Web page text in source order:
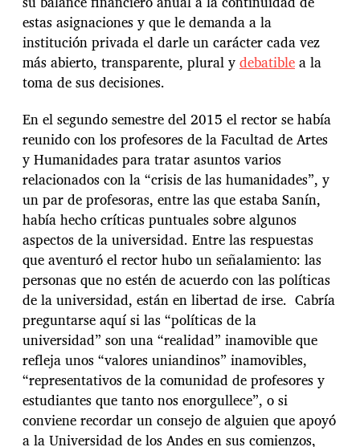
estas asignaciones y que le demanda a la
institución privada el darle un carácter cada vez
más abierto, transparente, plural ydebatiblea la
toma de sus decisiones.
En el segundo semestre del 2015 el rector se había
reunido con los profesores de la Facultad de Artes
y Humanidades para tratar asuntos varios
relacionados con la “crisis de las humanidades”, y
un par de profesoras, entre las que estaba Sanín,
había hecho críticas puntuales sobre algunos
aspectos de la universidad. Entre las respuestas
que aventuró el rector hubo un señalamiento: las
personas que no estén de acuerdo con las políticas
de la universidad, están en libertad de irse. Cabría
preguntarse aquí si las “políticas de la
universidad” son una “realidad” inamovible que
refleja unos “valores uniandinos” inamovibles,
“representativos de la comunidad de profesores y
estudiantes que tanto nos enorgullece”, o si
conviene recordar un consejo de alguien que apoyó
a la Universidad de los Andes en sus comienzos,